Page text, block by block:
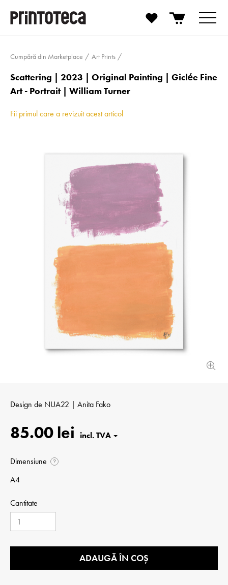
Cumpără din Marketplace Art Prints
Scattering | 2023 | Original Painting | Giclée Fine
Art - Portrait | William Turner
Fii primul care a revizuit acest articol
Design de NUA22 | Anita Fako
85.00 lei
Dimensiune ?
A4
Cantitate
ADAUGĂ ÎN COȘ